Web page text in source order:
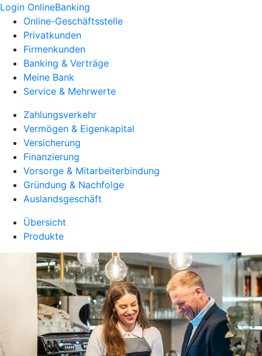
Login OnlineBanking
Online-Geschäftsstelle
Privatkunden
Firmenkunden
Banking & Verträge
Meine Bank
Service & Mehrwerte
Zahlungsverkehr
Vermögen & Eigenkapital
Versicherung
Finanzierung
Vorsorge & Mitarbeiterbindung
Gründung & Nachfolge
Auslandsgeschäft
Übersicht
Produkte